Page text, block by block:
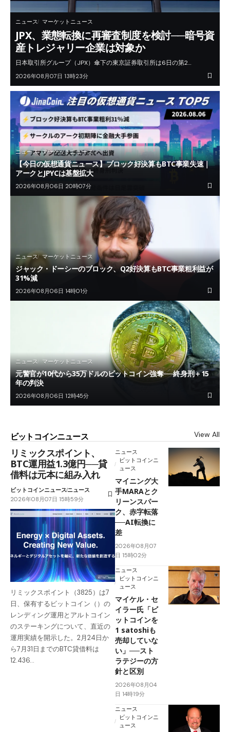
ニュース マーケットニュース
JPX、業態転換に再審査制度を検討──暗号資
産トレジャリー企業は対象か
日本取引所グループ（JPX）傘下の東京証券取引所は6日の第2…
2026年08月07日 13時23分
ニュース マーケットニュース
【今日の仮想通貨ニュース】ブロック好決算もBTC事業失速｜
アークとJPYCは基盤拡大
2026年08月06日 20時07分
ニュース マーケットニュース
ジャック・ドーシーのブロック、Q2好決算もBTC事業粗利益が
31%減
2026年08月06日 14時01分
ニュース マーケットニュース
元警官が10代から35万ドルのビットコイン強奪──終身刑＋15
年の判決
2026年08月06日 12時45分
ビットコインニュース View All
リミックスポイント、
BTC運用益1.3億円──貸
借料は元本に組み入れ
ビットコインニュースニュース
2026年08月07日 15時59分
リミックスポイント（3825）は7
日、保有するビットコイン（）の
レンディング運用とアルトコイン
のステーキングについて、直近の
運用実績を開示した。2月24日か
ら7月31日までのBTC貸借料は
12.436…
ニュース
ビットコインニ
ュース
マイニング大
手MARAとク
リーンスパー
ク、赤字転落
──AI転換に
差
2026年08月07
日 15時02分
ニュース
ビットコインニ
ュース
マイケル・セ
イラー氏「ビ
ットコインを
1 satoshiも
売却していな
い」──スト
ラテジーの方
針と区別
2026年08月04
日 14時19分
ニュース
ビットコインニ
ュース